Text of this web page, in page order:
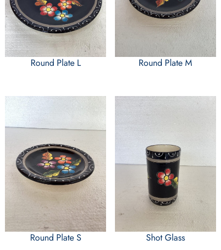
Round Plate L Round Plate M
Round Plate S Shot Glass